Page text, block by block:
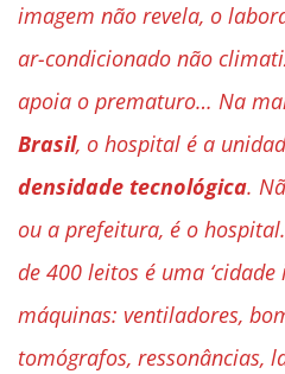
imagem não revela, o
ar-condicionado não
apoia o prematuro… Na
Brasil, o hospital é a
densidade tecnológica.
ou a prefeitura, é o
de 400 leitos é uma
máquinas: ventiladores,
tomógrafos, ressonâncias,